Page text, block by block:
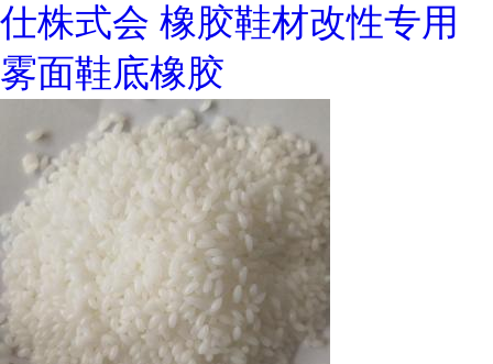
仕株式会 橡胶鞋材改性专用
雾面鞋底橡胶